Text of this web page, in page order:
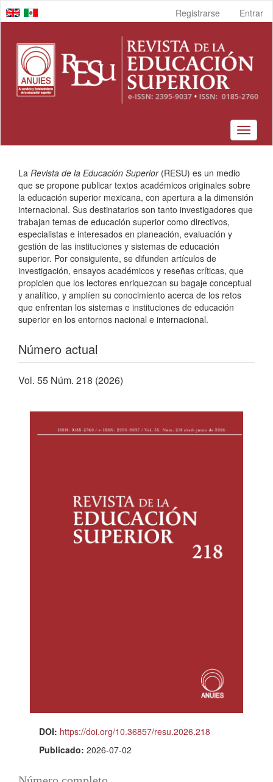
Navegación
principal
principal
Barra
lateral
Registrarse Entrar
Toggle
La Revista de la Educación Superior(RESU) es un medio
que se propone publicar textos académicos originales sobre
la educación superior mexicana, con apertura a la dimensión
internacional. Sus destinatarios son tanto investigadores que
trabajan temas de educación superior como directivos,
especialistas e interesados en planeación, evaluación y
gestión de las instituciones y sistemas de educación
superior. Por consiguiente, se difunden artículos de
investigación, ensayos académicos y reseñas críticas, que
propicien que los lectores enriquezcan su bagaje conceptual
y analítico, y amplíen su conocimiento acerca de los retos
que enfrentan los sistemas e instituciones de educación
superior en los entornos nacional e internacional.
Número actual
Vol. 55 Núm. 218 (2026)
DOI: https://doi.org/10.36857/resu.2026.218
Publicado:2026-07-02